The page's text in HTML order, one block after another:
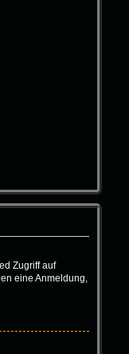
Zugriff auf
eine Anmeldung,